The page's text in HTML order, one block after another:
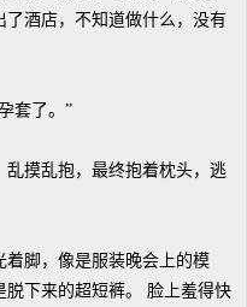
了酒店，不知道做什么，没有
套了。”
摸乱抱，最终抱着枕头，逃
脚，像是服装晚会上的模
下来的超短裤。 脸上羞得快